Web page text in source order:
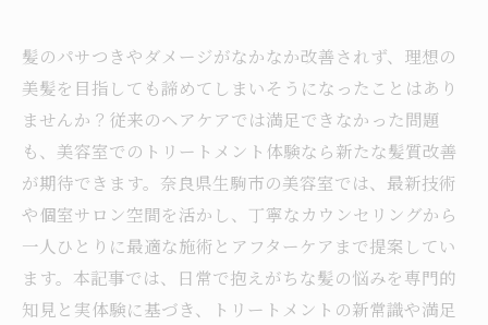
髪のパサつきやダメージがなかなか改善されず、理想の
美髪を目指しても諦めてしまいそうになったことはあり
ませんか？従来のヘアケアでは満足できなかった問題
も、美容室でのトリートメント体験なら新たな髪質改善
が期待できます。奈良県生駒市の美容室では、最新技術
や個室サロン空間を活かし、丁寧なカウンセリングから
一人ひとりに最適な施術とアフターケアまで提案してい
ます。本記事では、日常で抱えがちな髪の悩みを専門的
知見と実体験に基づき、トリートメントの新常識や満足